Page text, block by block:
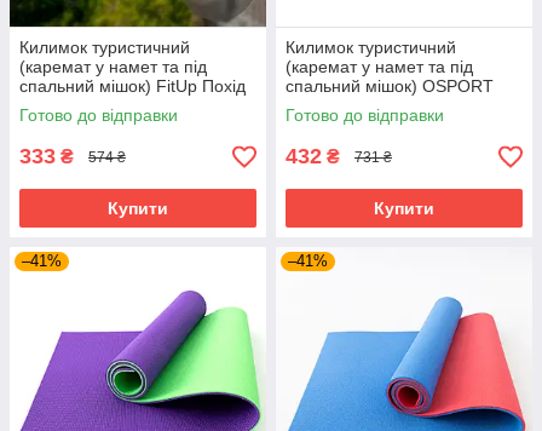
Килимок туристичний
(каремат у намет та під
спальний мішок) FitUp Похід
8мм (F-00003)
Готово до відправки
333 ₴ 574 ₴
Купити
Килимок туристичний
(каремат у намет та під
спальний мішок) OSPORT
Tourist 10мм (FI-0082)
Жовто-зелений
Готово до відправки
432 ₴ 731 ₴
Купити
–41% –41%